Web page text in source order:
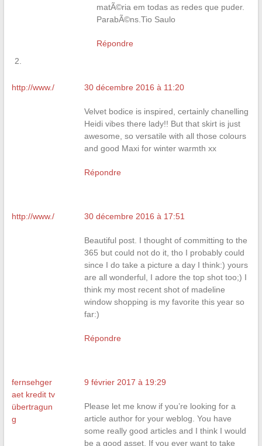
matÃ©ria em todas as redes que puder.
ParabÃ©ns.Tio Saulo
Répondre
http://www./ 30 décembre 2016 à 11:20
Velvet bodice is inspired, certainly chanelling
Heidi vibes there lady!! But that skirt is just
awesome, so versatile with all those colours
and good Maxi for winter warmth xx
Répondre
http://www./ 30 décembre 2016 à 17:51
Beautiful post. I thought of committing to the
365 but could not do it, tho I probably could
since I do take a picture a day I think:) yours
are all wonderful, I adore the top shot too;) I
think my most recent shot of madeline
window shopping is my favorite this year so
far:)
Répondre
fernsehger
aet kredit tv
übertragun
g
9 février 2017 à 19:29
Please let me know if you’re looking for a
article author for your weblog. You have
some really good articles and I think I would
be a good asset. If you ever want to take